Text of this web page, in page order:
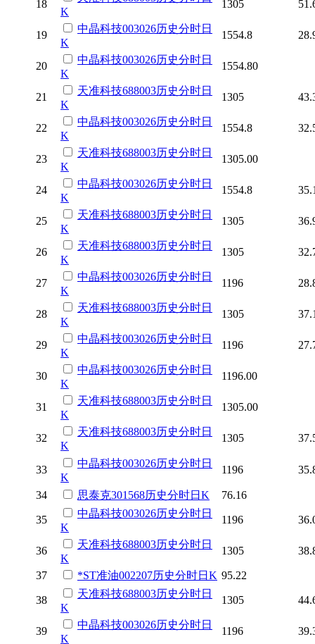
18
K
1305
19
中晶科技003026历史分时日
K
1554.8
20
中晶科技003026历史分时日
K
1554.80
21
天准科技688003历史分时日
K
1305
22
中晶科技003026历史分时日
K
1554.8
23
天准科技688003历史分时日
K
1305.00
24
中晶科技003026历史分时日
K
1554.8
25
天准科技688003历史分时日
K
1305
26
天准科技688003历史分时日
K
1305
27
中晶科技003026历史分时日
K
1196
28
天准科技688003历史分时日
K
1305
29
中晶科技003026历史分时日
K
1196
30
中晶科技003026历史分时日
K
1196.00
31
天准科技688003历史分时日
K
1305.00
32
天准科技688003历史分时日
K
1305
33
中晶科技003026历史分时日
K
1196
34 思泰克301568历史分时日K 76.16
35
中晶科技003026历史分时日
K
1196
36
天准科技688003历史分时日
K
1305
37 *ST准油002207历史分时日K 95.22
38
天准科技688003历史分时日
K
1305
39
中晶科技003026历史分时日
K
1196